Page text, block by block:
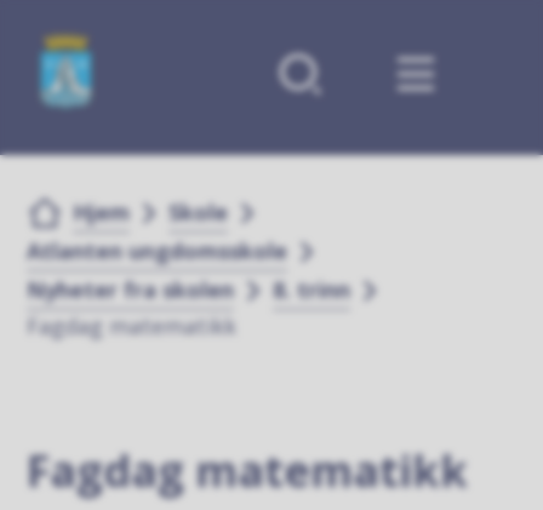
Forsiden
Du er her:
Hjem
Skole
Atlanten ungdomsskole
Nyheter fra skolen
8. trinn
Fagdag matematikk
Fagdag matematikk